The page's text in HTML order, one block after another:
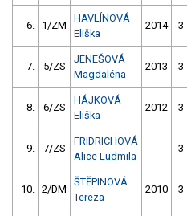
6. 1/ZM
HAVLÍNOVÁ
Eliška
2014 3
7. 5/ZS
JENEŠOVÁ
Magdaléna
2013 3
8. 6/ZS
HÁJKOVÁ
Eliška
2012 3
9. 7/ZS
FRIDRICHOVÁ
Alice Ludmila
3
10. 2/DM
ŠTĚPINOVÁ
Tereza
2010 3